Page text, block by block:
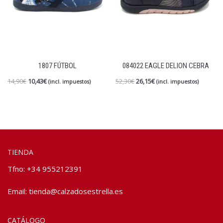
1807 FÚTBOL
14,90€ 10,43€ (incl. impuestos)
084022 EAGLE DELION CEBRA
52,30€26,15€ (incl. impuestos)
TIENDA
Tfno: +34 955212391
Email: tienda@calzadosestrella.es
CATÁLOGO